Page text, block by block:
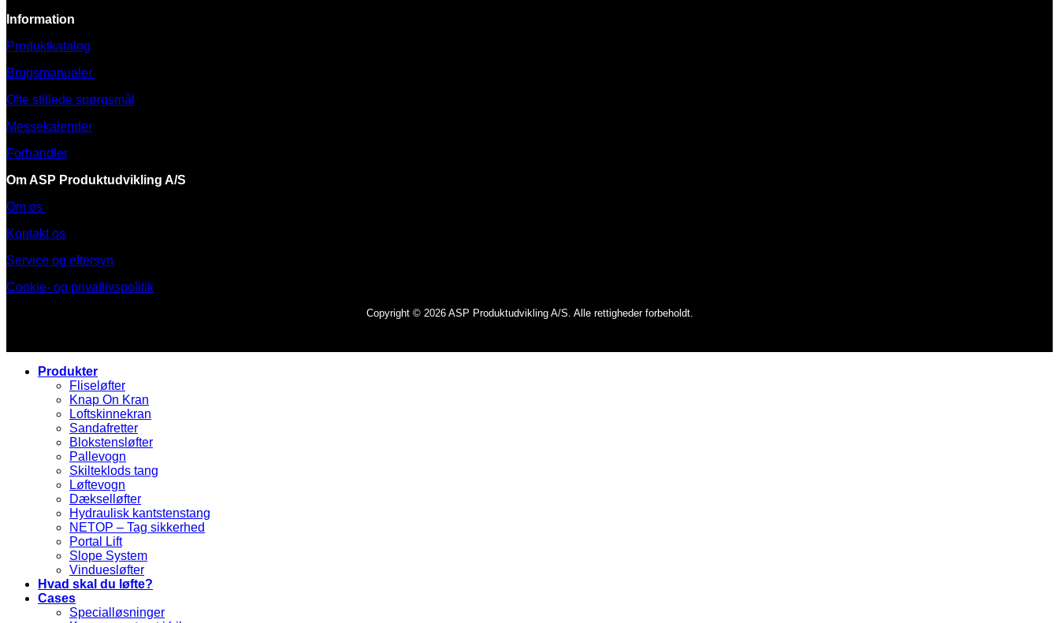
Information
Produktkatalog
Brugsmanualer
Ofte stillede spørgsmål
Messekalender
Forhandler
Om ASP Produktudvikling A/S
Om os
Kontakt os
Service og eftersyn
Cookie- og privatlivspolitik
Copyright © 2026 ASP Produktudvikling A/S. Alle rettigheder forbeholdt.
Produkter
Fliseløfter
Knap On Kran
Loftskinnekran
Sandafretter
Blokstensløfter
Pallevogn
Skilteklods tang
Løftevogn
Dækselløfter
Hydraulisk kantstenstang
NETOP – Tag sikkerhed
Portal Lift
Slope System
Vinduesløfter
Hvad skal du løfte?
Cases
Specialløsninger